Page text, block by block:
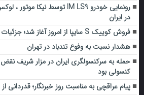
در ایران
فروش کوییک S سایپا از امروز آغاز شد؛ جزئیات ثبت‌نام و شرایط
هشدار نسبت به وفوع تندباد در تهران
حمله به سرکنسولگری ایران در مزار شریف نقض
کنسولی بود
پیام عراقچی به مناسبت روز خبرنگار؛ قدردانی